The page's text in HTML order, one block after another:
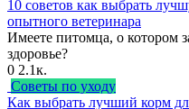
10 советов как выбрать
опытного ветеринара
Имеете питомца, о котором
здоровье?
0 2.1к.
Советы по уходу
Как выбрать лучший корм